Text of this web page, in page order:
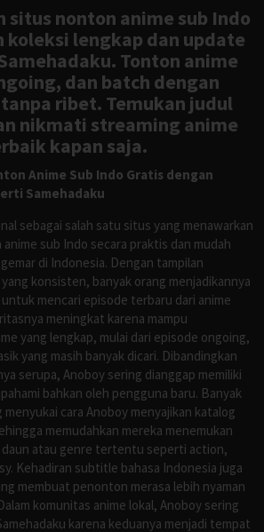
situs nonton anime sub Indo
koleksi lengkap dan update
Tonton anime
dan batch dengan
ribet. Temukan judul
nikmati streaming anime
kapan saja.
Anime Sub Indo Gratis dengan
Samehadaku
sebagai salah satu situs yang menawarkan
sub Indo secara praktis dan mudah
di Indonesia. Dengan tampilan
konsisten, banyak orang menjadikannya
mencari episode terbaru dari anime
meningkat karena mampu
yang lengkap, mulai dari episode ongoing,
yang masih banyak dicari. Dibandingkan
serupa, Anoboy sering dianggap memiliki
bahkan oleh pengguna baru. Banyak
cara Anoboy menyajikan katalog
memudahkan mereka menemukan
daun atau genre tertentu seperti action,
Kehadiran subtitle bahasa Indonesia juga
membuat penonton merasa lebih nyaman
komunitas anime lokal, Anoboy sering
karena keduanya menjadi tempat